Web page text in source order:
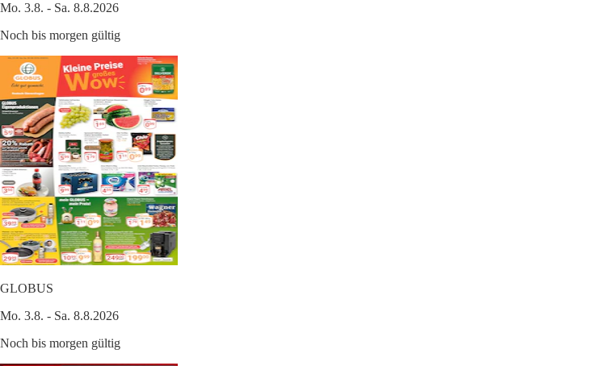
Mo. 3.8. - Sa. 8.8.2026
Noch bis morgen gültig
GLOBUS
Mo. 3.8. - Sa. 8.8.2026
Noch bis morgen gültig